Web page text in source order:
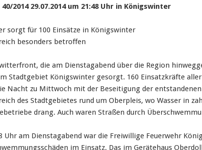
2014 29.07.2014 um 21:48 Uhr in Königswinter
sorgt für 100 Einsätze in Königswinter
besonders betroffen
die am Dienstagabend über die Region
Stadtgebiet Königswinter gesorgt. 160 Einsatzkräfte
Nacht zu Mittwoch mit der Beseitigung der
des Stadtgebietes rund um Oberpleis, wo Wasser in
drang. Auch waren Straßen durch
Uhr am Dienstagabend war die Freiwillige Feuerwehr
im Einsatz. Das im Gerätehaus